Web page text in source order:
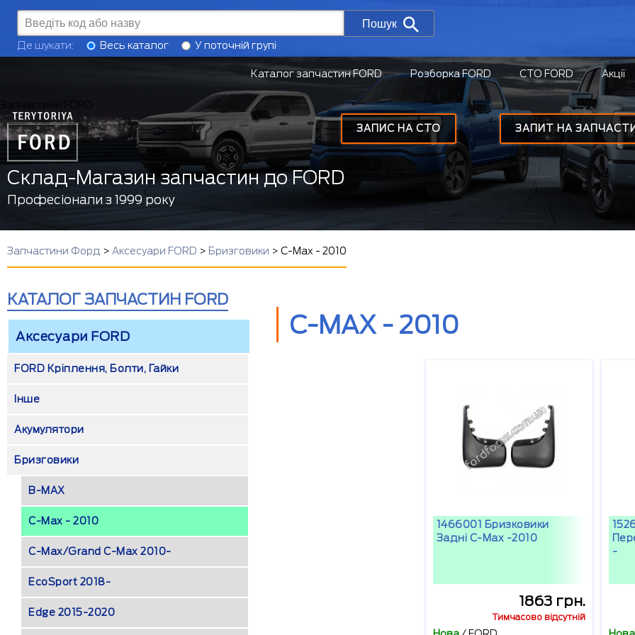
ЗАПИТ НА
ЗАПИС НА СТО
Пошук
Де шукати: Весь каталог У поточній групі
Каталог запчастин FORD Розборка FORD СТО FORD Акції
Склад-Магазин запчастин до FORD
Професіонали з 1999 року
Запчастини Форд > Аксесуари FORD > Бризговики > C-Max - 2010
КАТАЛОГ ЗАПЧАСТИН FORD
Аксесуари FORD
FORD Кріплення, Болти, Гайки
Інше
Акумулятори
Бризговики
B-MAX
C-Max - 2010
C-Max/Grand C-Max 2010-
EcoSport 2018-
Edge 2015-2020
C-MAX - 2010
1466001 Бризковики
Задні C-Max -2010
1863 грн.
Тимчасово відсутній
-